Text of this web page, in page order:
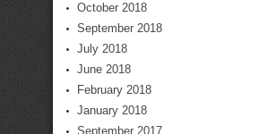
October 2018
September 2018
July 2018
June 2018
February 2018
January 2018
September 2017